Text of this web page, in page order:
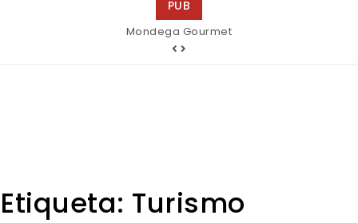
PUB
Mondega Gourmet
Etiqueta: Turismo